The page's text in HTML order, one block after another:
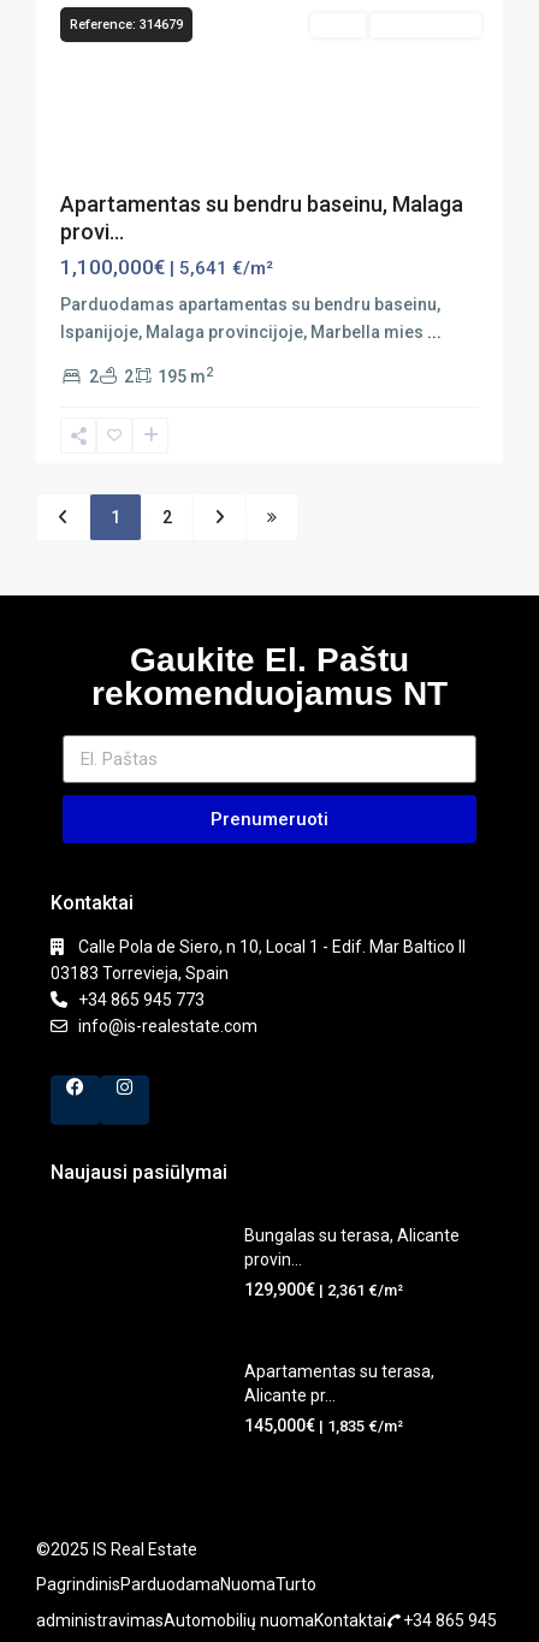
Reference: 314679
Apartamentas su bendru baseinu, Malaga
provi...
1,100,000€ | 5,641 €/m²
Parduodamas apartamentas su bendru baseinu,
Ispanijoje, Malaga provincijoje, Marbella mies ...
2 2 195 m2
1 2
Gaukite El. Paštu
rekomenduojamus NT
Prenumeruoti
Kontaktai
Calle Pola de Siero, n 10, Local 1 - Edif. Mar Baltico II
03183 Torrevieja, Spain
+34 865 945 773
info@is-realestate.com
Naujausi pasiūlymai
Bungalas su terasa, Alicante
provin...
129,900€ | 2,361 €/m²
Apartamentas su terasa,
Alicante pr...
145,000€ | 1,835 €/m²
©2025 IS Real Estate
PagrindinisParduodamaNuomaTurto
administravimasAutomobilių nuomaKontaktai +34 865 945